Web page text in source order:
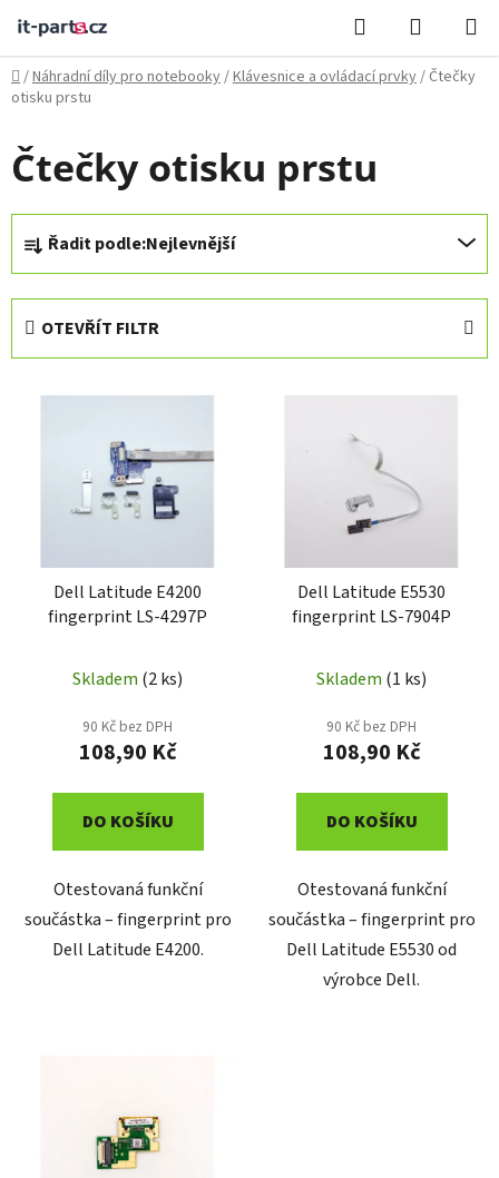
obsah
Hledat
KOŠÍK
Domů
/Náhradní díly pro notebooky/Klávesnice a ovládací prvky/ Čtečky
otisku prstu
Čtečky otisku prstu
Ř
a
z
n
í
Řadit podle:Nejlevnější
OTEVŘÍT FILTR
Dell Latitude E4200
fingerprint LS-4297P
Skladem (2 ks)
90 Kč bez DPH
108,90 Kč
DO KOŠÍKU
Otestovaná funkční
součástka – fingerprint pro
Dell Latitude E4200.
Dell Latitude E5530
fingerprint LS-7904P
Skladem (1 ks)
90 Kč bez DPH
108,90 Kč
DO KOŠÍKU
Otestovaná funkční
součástka – fingerprint pro
Dell Latitude E5530 od
výrobce Dell.